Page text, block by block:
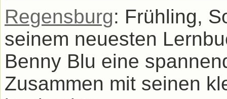
Regensburg: Frühling,
seinem neuesten
Benny Blu eine
Zusammen mit seinen